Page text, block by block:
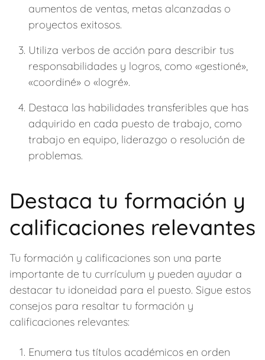
aumentos de ventas, metas alcanzadas o
proyectos exitosos.
Utiliza verbos de acción para describir tus
responsabilidades y logros, como «gestioné»,
«coordiné» o «logré».
Destaca las habilidades transferibles que has
adquirido en cada puesto de trabajo, como
trabajo en equipo, liderazgo o resolución de
problemas.
Destaca tu formación y
calificaciones relevantes
Tu formación y calificaciones son una parte
importante de tu currículum y pueden ayudar a
destacar tu idoneidad para el puesto. Sigue estos
consejos para resaltar tu formación y
calificaciones relevantes:
Enumera tus títulos académicos en orden